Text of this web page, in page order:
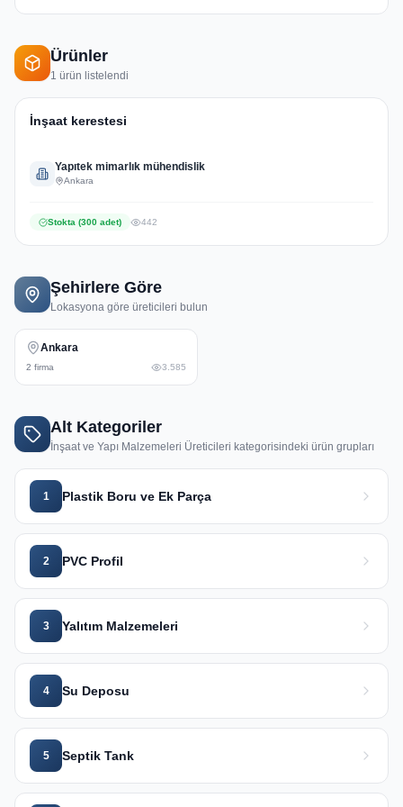
Ürünler
1 ürün listelendi
Yalıtım Malzemeleri
10.500,00 ₺
İnşaat kerestesi
Yapıtek mimarlık mühendislik
Ankara
Stokta (300 adet) 442
Şehirlere Göre
Lokasyona göre üreticileri bulun
Ankara
2 firma 3.585
Alt Kategoriler
İnşaat ve Yapı Malzemeleri Üreticileri kategorisindeki ürün grupları
1 Plastik Boru ve Ek Parça
2 PVC Profil
3 Yalıtım Malzemeleri
4 Su Deposu
5 Septik Tank